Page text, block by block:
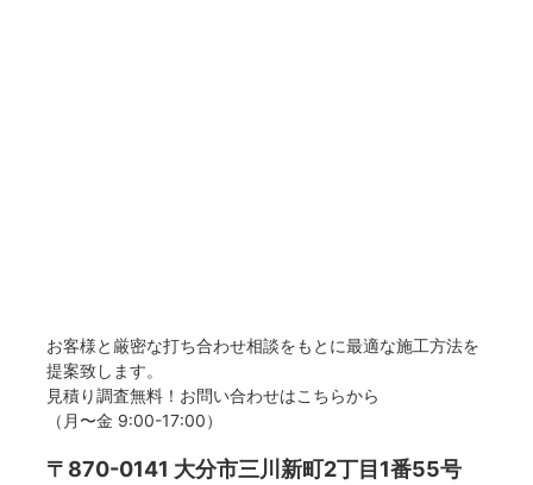
お客様と厳密な打ち合わせ相談をもとに最適な施工方法を
提案致します。
見積り調査無料！お問い合わせはこちらから
（月〜金 9:00-17:00）
〒870-0141 大分市三川新町2丁目1番55号